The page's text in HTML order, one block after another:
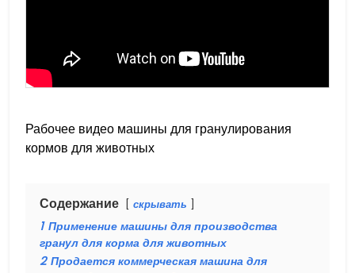
Рабочее видео машины для гранулирования
кормов для животных
Содержание скрывать
1 Применение машины для производства
гранул для корма для животных
2 Продается коммерческая машина для